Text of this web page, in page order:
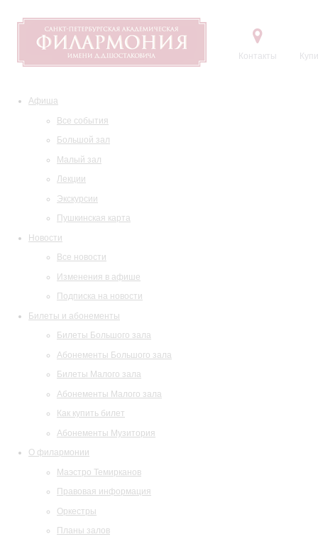
Контакты
Афиша
Все события
Большой зал
Малый зал
Лекции
Экскурсии
Пушкинская карта
Новости
Все новости
Изменения в афише
Подписка на новости
Билеты и абонементы
Билеты Большого зала
Абонементы Большого зала
Билеты Малого зала
Абонементы Малого зала
Как купить билет
Абонементы Музитория
О филармонии
Маэстро Темирканов
Правовая информация
Оркестры
Планы залов